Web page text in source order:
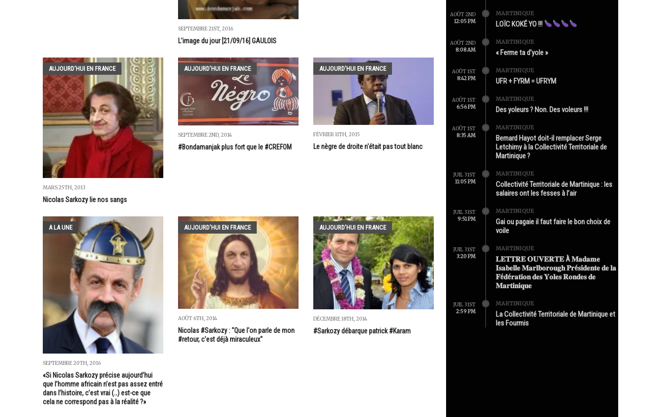
SEPTEMBRE 21ST, 2016
L'image du jour [21/09/16] GAULOIS
AUJOURD'HUI EN FRANCE
MARS 25TH, 2013
Nicolas Sarkozy lie nos sangs
AUJOURD'HUI EN FRANCE
SEPTEMBRE 2ND, 2014
#Bondamanjak plus fort que le #CREFOM
AUJOURD'HUI EN FRANCE
FÉVRIER 11TH, 2015
Le nègre de droite n'était pas tout blanc
A LA UNE
SEPTEMBRE 20TH, 2016
«Si Nicolas Sarkozy précise aujourd’hui
que l’homme africain n’est pas assez entré
dans l’histoire, c’est vrai (…) est-ce que
cela ne correspond pas à la réalité ?»
AUJOURD'HUI EN FRANCE
AOÛT 6TH, 2014
Nicolas #Sarkozy : "Que l'on parle de mon
#retour, c'est déjà miraculeux"
AUJOURD'HUI EN FRANCE
DÉCEMBRE 18TH, 2014
#Sarkozy débarque patrick #Karam
AOÛT 2ND
12:05 PM
MARTINIQUE
LOÏC KOKÉ YO !!!
AOÛT 2ND
8:08 AM
MARTINIQUE
« Ferme ta d’yole »
AOÛT 1ST
8:42 PM
MARTINIQUE
UFR + FYRM = UFRYM
AOÛT 1ST
6:56 PM
MARTINIQUE
Des yoleurs ? Non. Des voleurs !!!
AOÛT 1ST
8:35 AM
MARTINIQUE
Bernard Hayot doit-il remplacer Serge
Letchimy à la Collectivité Territoriale de
Martinique ?
JUIL 31ST
11:05 PM
MARTINIQUE
Collectivité Territoriale de Martinique : les
salaires ont les fesses à l’air
JUIL 31ST
9:51 PM
MARTINIQUE
Gai ou pagaie il faut faire le bon choix de
voile
JUIL 31ST
3:20 PM
MARTINIQUE
𝐋𝐄𝐓𝐓𝐑𝐄 𝐎𝐔𝐕𝐄𝐑𝐓𝐄 À 𝐌𝐚𝐝𝐚𝐦𝐞
𝐈𝐬𝐚𝐛𝐞𝐥𝐥𝐞 𝐌𝐚𝐫𝐥𝐛𝐨𝐫𝐨𝐮𝐠𝐡 𝐏𝐫é𝐬𝐢𝐝𝐞𝐧𝐭𝐞 𝐝𝐞 𝐥𝐚
𝐅é𝐝é𝐫𝐚𝐭𝐢𝐨𝐧 𝐝𝐞𝐬 𝐘𝐨𝐥𝐞𝐬 𝐑𝐨𝐧𝐝𝐞𝐬 𝐝𝐞
𝐌𝐚𝐫𝐭𝐢𝐧𝐢𝐪𝐮𝐞
JUIL 31ST
2:59 PM
MARTINIQUE
La Collectivité Territoriale de Martinique et
les Fourmis